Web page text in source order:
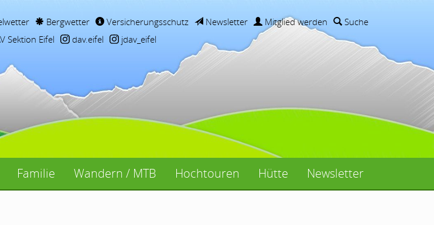
Bergwetter Versicherungsschutz Newsletter Mitglied werden
Suche
Sektion Eifel
dav.eifel jdav_eifel
Familie Wandern / MTB Hochtouren Hütte Newsletter